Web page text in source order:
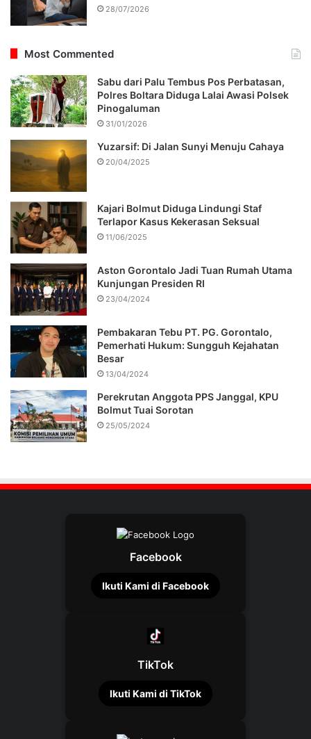
28/07/2026
Most Commented
Sabu dari Palu Tembus Pos Perbatasan,
Polres Boltara Diduga Lalai Awasi Polsek
Pinogaluman
31/01/2026
Yuzarsif: Di Jalan Sunyi Menuju Cahaya
20/04/2025
Kajari Bolmut Diduga Lindungi Staf
Terlapor Kasus Kekerasan Seksual
11/06/2025
Aston Gorontalo Jadi Tuan Rumah Utama
Kunjungan Presiden RI
23/04/2024
Pembakaran Tebu PT. PG. Gorontalo,
Pemerhati Hukum: Sungguh Kejahatan
Besar
13/04/2024
Perekrutan Anggota PPS Janggal, KPU
Bolmut Tuai Sorotan
25/05/2024
Facebook
Ikuti Kami di Facebook
TikTok
Ikuti Kami di TikTok